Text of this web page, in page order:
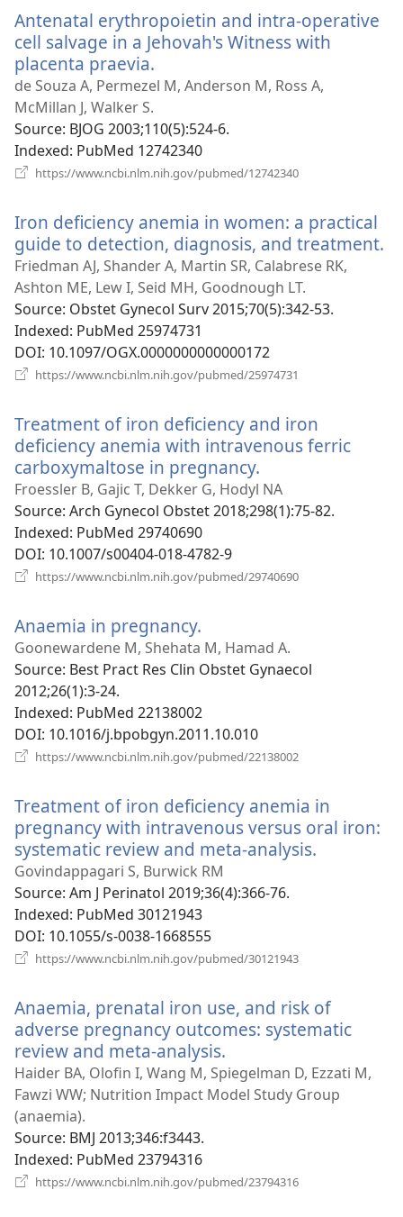
вікні)
Antenatal erythropoietin and intra-operative
cell salvage in a Jehovah's Witness with
placenta praevia.
у
вікні)
de Souza A, Permezel M, Anderson M, Ross A,
McMillan J, Walker S.
Source‎: BJOG 2003;110(5):524-6.
Indexed‎: PubMed 12742340
https://www.ncbi.nlm.nih.gov/pubmed/12742340
вікні)
Iron deficiency anemia in women: a practical
guide to detection, diagnosis, and treatment.
Friedman AJ, Shander A, Martin SR, Calabrese RK,
Ashton ME, Lew I, Seid MH, Goodnough LT.
Source‎: Obstet Gynecol Surv 2015;70(5):342-53.
Indexed‎: PubMed 25974731
DOI‎: 10.1097/OGX.0000000000000172
https://www.ncbi.nlm.nih.gov/pubmed/25974731
вікні)
Treatment of iron deficiency and iron
deficiency anemia with intravenous ferric
carboxymaltose in pregnancy.
у
новому
Froessler B, Gajic T, Dekker G, Hodyl NA
Source‎: Arch Gynecol Obstet 2018;298(1):75-82.
Indexed‎: PubMed 29740690
DOI‎: 10.1007/s00404-018-4782-9
https://www.ncbi.nlm.nih.gov/pubmed/29740690
Anaemia in pregnancy.
у
новому
Goonewardene M, Shehata M, Hamad A.
Source‎: Best Pract Res Clin Obstet Gynaecol
2012;26(1):3-24.
Indexed‎: PubMed 22138002
DOI‎: 10.1016/j.bpobgyn.2011.10.010
https://www.ncbi.nlm.nih.gov/pubmed/22138002
вікні)
Treatment of iron deficiency anemia in
pregnancy with intravenous versus oral iron:
systematic review and meta-analysis.
Govindappagari S, Burwick RM
Source‎: Am J Perinatol 2019;36(4):366-76.
Indexed‎: PubMed 30121943
DOI‎: 10.1055/s-0038-1668555
https://www.ncbi.nlm.nih.gov/pubmed/30121943
вікні)
Anaemia, prenatal iron use, and risk of
adverse pregnancy outcomes: systematic
review and meta-analysis.
у
новому
Haider BA, Olofin I, Wang M, Spiegelman D, Ezzati M,
Fawzi WW; Nutrition Impact Model Study Group
(anaemia).
Source‎: BMJ 2013;346:f3443.
Indexed‎: PubMed 23794316
https://www.ncbi.nlm.nih.gov/pubmed/23794316